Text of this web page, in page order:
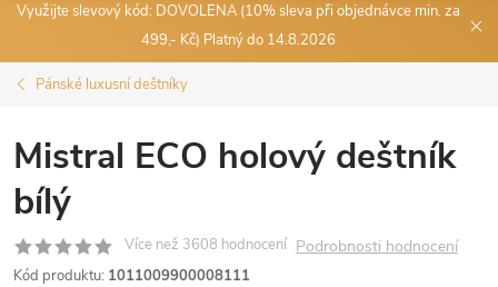
Využijte slevový kód: DOVOLENA (10% sleva při objednávce min. za
499,- Kč) Platný do 14.8.2026
Pánské luxusní deštníky
Mistral ECO holový deštník
bílý
Podrobnosti hodnocení
Kód produktu: 1011009900008111